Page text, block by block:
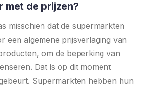
met de prijzen?
misschien dat de supermarkten
een algemene prijsverlaging van
om de beperking van
Dat is op dit moment
Supermarkten hebben hun